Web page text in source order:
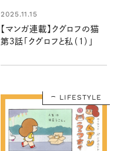
2025.11.15
【マンガ連載】クグロフの猫
第３話「クグロフと私（１）」
LIFESTYLE